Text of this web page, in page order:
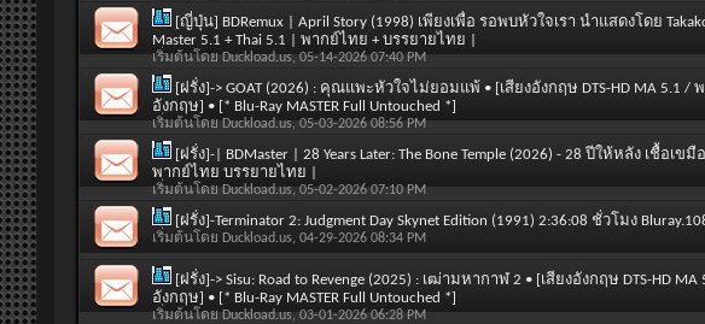
[ญี่ปุ่น] BDRemux | April Story (1998) เพียงเพื่อ รอพบหัวใจเรา นำแสดงโดย
Master 5.1 + Thai 5.1 | พากย์ไทย + บรรยายไทย |
เริ่มต้นโดย Duckload.us, 05-14-2026 07:40 PM
[ฝรั่ง]-> GOAT (2026) : คุณแพะหัวใจไม่ยอมแพ้ • [เสียงอังกฤษ DTS-HD MA 5.1 /
อังกฤษ] • [* Blu-Ray MASTER Full Untouched *]
เริ่มต้นโดย Duckload.us, 05-03-2026 08:56 PM
[ฝรั่ง]-| BDMaster | 28 Years Later: The Bone Temple (2026) - 28 ปีให้หลัง เชื้อ
พากย์ไทย บรรยายไทย |
เริ่มต้นโดย Duckload.us, 05-02-2026 07:10 PM
[ฝรั่ง]-Terminator 2: Judgment Day Skynet Edition (1991) 2:36:08 ชั่วโมง
เริ่มต้นโดย Duckload.us, 04-29-2026 08:34 PM
[ฝรั่ง]-> Sisu: Road to Revenge (2025) : เฒ่ามหากาฬ 2 • [เสียงอังกฤษ DTS-HD
อังกฤษ] • [* Blu-Ray MASTER Full Untouched *]
เริ่มต้นโดย Duckload.us, 03-01-2026 06:28 PM